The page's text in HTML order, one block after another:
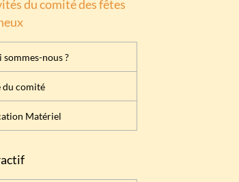
du comité des fêtes
sommes-nous ?
du comité
Matériel